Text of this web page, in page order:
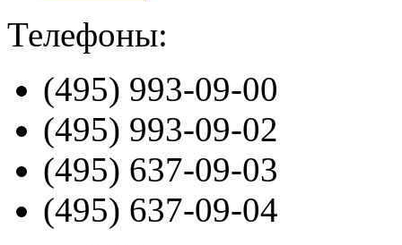
Телефоны:
(495) 993-09-00
(495) 993-09-02
(495) 637-09-03
(495) 637-09-04